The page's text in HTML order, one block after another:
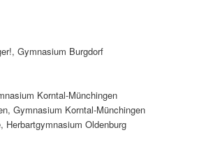
Gymnasium Burgdorf
Korntal-Münchingen
Gymnasium Korntal-Münchingen
Herbartgymnasium Oldenburg